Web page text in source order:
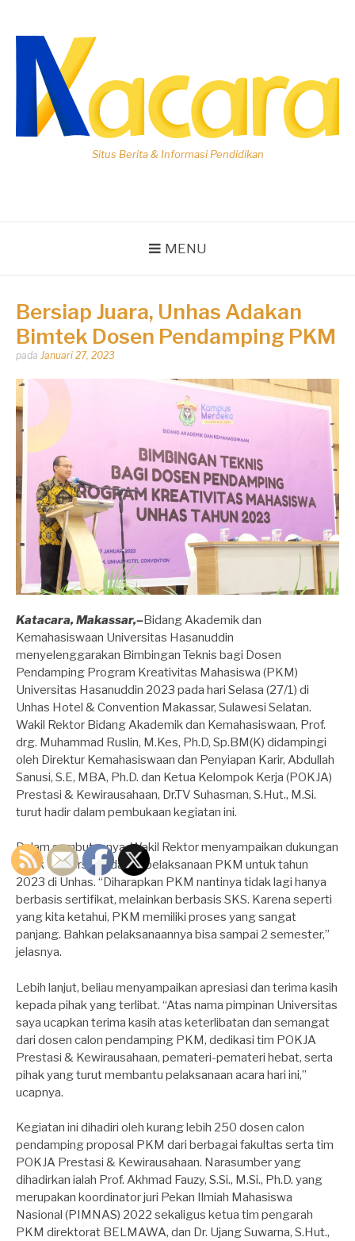
konten
Situs Berita & Informasi Pendidikan
MENU
Bersiap Juara, Unhas Adakan
Bimtek Dosen Pendamping PKM
Dipos
Dhirga
pada Januari 27, 2023
Katacara, Makassar,–Bidang Akademik dan
Kemahasiswaan Universitas Hasanuddin
menyelenggarakan Bimbingan Teknis bagi Dosen
Pendamping Program Kreativitas Mahasiswa (PKM)
Universitas Hasanuddin 2023 pada hari Selasa (27/1) di
Unhas Hotel & Convention Makassar, Sulawesi Selatan.
Wakil Rektor Bidang Akademik dan Kemahasiswaan, Prof.
drg. Muhammad Ruslin, M.Kes, Ph.D, Sp.BM(K) didampingi
oleh Direktur Kemahasiswaan dan Penyiapan Karir, Abdullah
Sanusi, S.E, MBA, Ph.D. dan Ketua Kelompok Kerja (POKJA)
Prestasi & Kewirausahaan, Dr.TV Suhasman, S.Hut., M.Si.
turut hadir dalam pembukaan kegiatan ini.
Dalam sambutannya, Wakil Rektor menyampaikan dukungan
pihak Universitas dalam pelaksanaan PKM untuk tahun
2023 di Unhas. “Diharapkan PKM nantinya tidak lagi hanya
berbasis sertifikat, melainkan berbasis SKS. Karena seperti
yang kita ketahui, PKM memiliki proses yang sangat
panjang. Bahkan pelaksanaannya bisa sampai 2 semester,”
jelasnya.
Lebih lanjut, beliau menyampaikan apresiasi dan terima kasih
kepada pihak yang terlibat. “Atas nama pimpinan Universitas
saya ucapkan terima kasih atas keterlibatan dan semangat
dari dosen calon pendamping PKM, dedikasi tim POKJA
Prestasi & Kewirausahaan, pemateri-pemateri hebat, serta
pihak yang turut membantu pelaksanaan acara hari ini,”
ucapnya.
Kegiatan ini dihadiri oleh kurang lebih 250 dosen calon
pendamping proposal PKM dari berbagai fakultas serta tim
POKJA Prestasi & Kewirausahaan. Narasumber yang
dihadirkan ialah Prof. Akhmad Fauzy, S.Si., M.Si., Ph.D. yang
merupakan koordinator juri Pekan Ilmiah Mahasiswa
Nasional (PIMNAS) 2022 sekaligus ketua tim pengarah
PKM direktorat BELMAWA, dan Dr. Ujang Suwarna, S.Hut.,